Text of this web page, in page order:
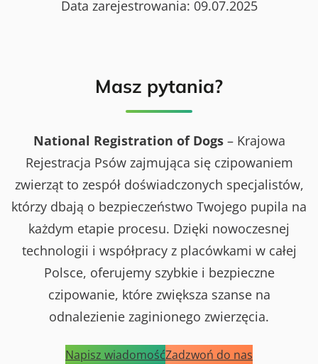
Data zarejestrowania: 09.07.2025
Masz pytania?
National Registration of Dogs– Krajowa
Rejestracja Psów zajmująca się czipowaniem
zwierząt to zespół doświadczonych specjalistów,
którzy dbają o bezpieczeństwo Twojego pupila na
każdym etapie procesu. Dzięki nowoczesnej
technologii i współpracy z placówkami w całej
Polsce, oferujemy szybkie i bezpieczne
czipowanie, które zwiększa szanse na
odnalezienie zaginionego zwierzęcia.
Napisz wiadomośćZadzwoń do nas